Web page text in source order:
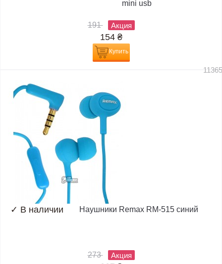
mini usb
191 Акция
154 ₴
Купить
✓ В наличии Наушники Remax RM-515 синий
273 Акция